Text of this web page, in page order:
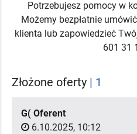
Potrzebujesz pomocy w
Możemy bezpłatnie
klienta lub zapowiedzieć
601 31
Złożone oferty | 1
G( Oferent
6.10.2025, 10:12